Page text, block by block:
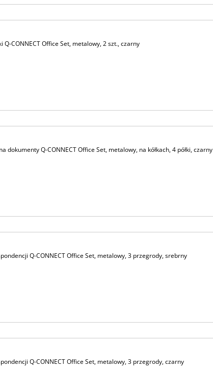
Q-CONNECT Office Set, metalowy, 2 szt., czarny
dokumenty Q-CONNECT Office Set, metalowy, na kółkach, 4 półki, czarny
Q-CONNECT Office Set, metalowy, 3 przegrody, srebrny
Q-CONNECT Office Set, metalowy, 3 przegrody, czarny